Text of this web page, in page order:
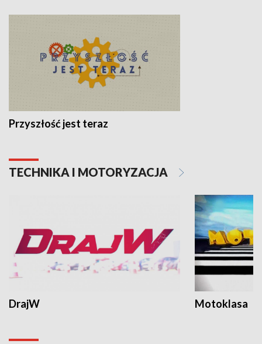
Przyszłość jest teraz
TECHNIKA I MOTORYZACJA
DrajW Motoklasa